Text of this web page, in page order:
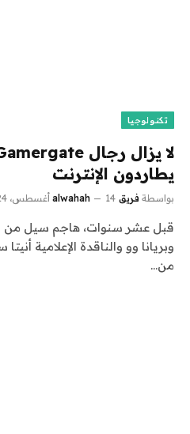
تكنولوجيا
يطاردون الإنترنت
بواسطة فريق alwahah 14 أغسطس، 2024
قبل عشر سنوات، هاجم سيل من
وبريانا وو والناقدة الإعلامية
من…